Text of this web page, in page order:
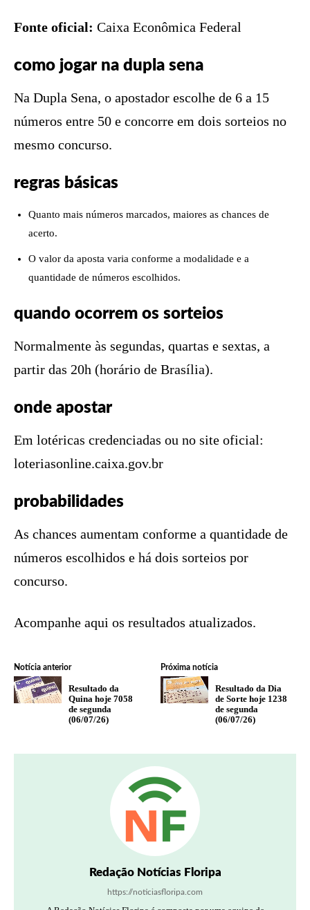
Fonte oficial: Caixa Econômica Federal
como jogar na dupla sena
Na Dupla Sena, o apostador escolhe de 6 a 15
números entre 50 e concorre em dois sorteios no
mesmo concurso.
regras básicas
Quanto mais números marcados, maiores as chances de
acerto.
O valor da aposta varia conforme a modalidade e a
quantidade de números escolhidos.
quando ocorrem os sorteios
Normalmente às segundas, quartas e sextas, a
partir das 20h (horário de Brasília).
onde apostar
Em lotéricas credenciadas ou no site oficial:
loteriasonline.caixa.gov.br
probabilidades
As chances aumentam conforme a quantidade de
números escolhidos e há dois sorteios por
concurso.
Acompanhe aqui os resultados atualizados.
Notícia anterior
Resultado da
Quina hoje 7058
de segunda
(06/07/26)
Próxima notícia
Resultado da Dia
de Sorte hoje 1238
de segunda
(06/07/26)
Redação Notícias Floripa
https://noticiasfloripa.com